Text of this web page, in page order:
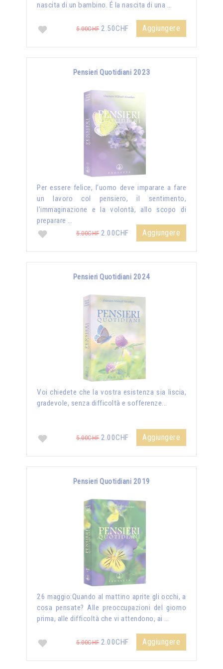
nascita di un bambino. É la nascita di una …
5.00CHF2.50CHF Aggiungere
Pensieri Quotidiani 2023
Per essere felice, l’uomo deve imparare a fare
un lavoro col pensiero, il sentimento,
l’immaginazione e la volontà, allo scopo di
preparare …
5.00CHF2.00CHF Aggiungere
Pensieri Quotidiani 2024
Voi chiedete che la vostra esistenza sia liscia,
gradevole, senza difficoltà e sofferenze...
5.00CHF2.00CHF Aggiungere
Pensieri Quotidiani 2019
26 maggio:Quando al mattino aprite gli occhi, a
cosa pensate? Alle preoccupazioni del giorno
prima, alle difficoltà che vi attendono, ai …
5.00CHF2.00CHF Aggiungere